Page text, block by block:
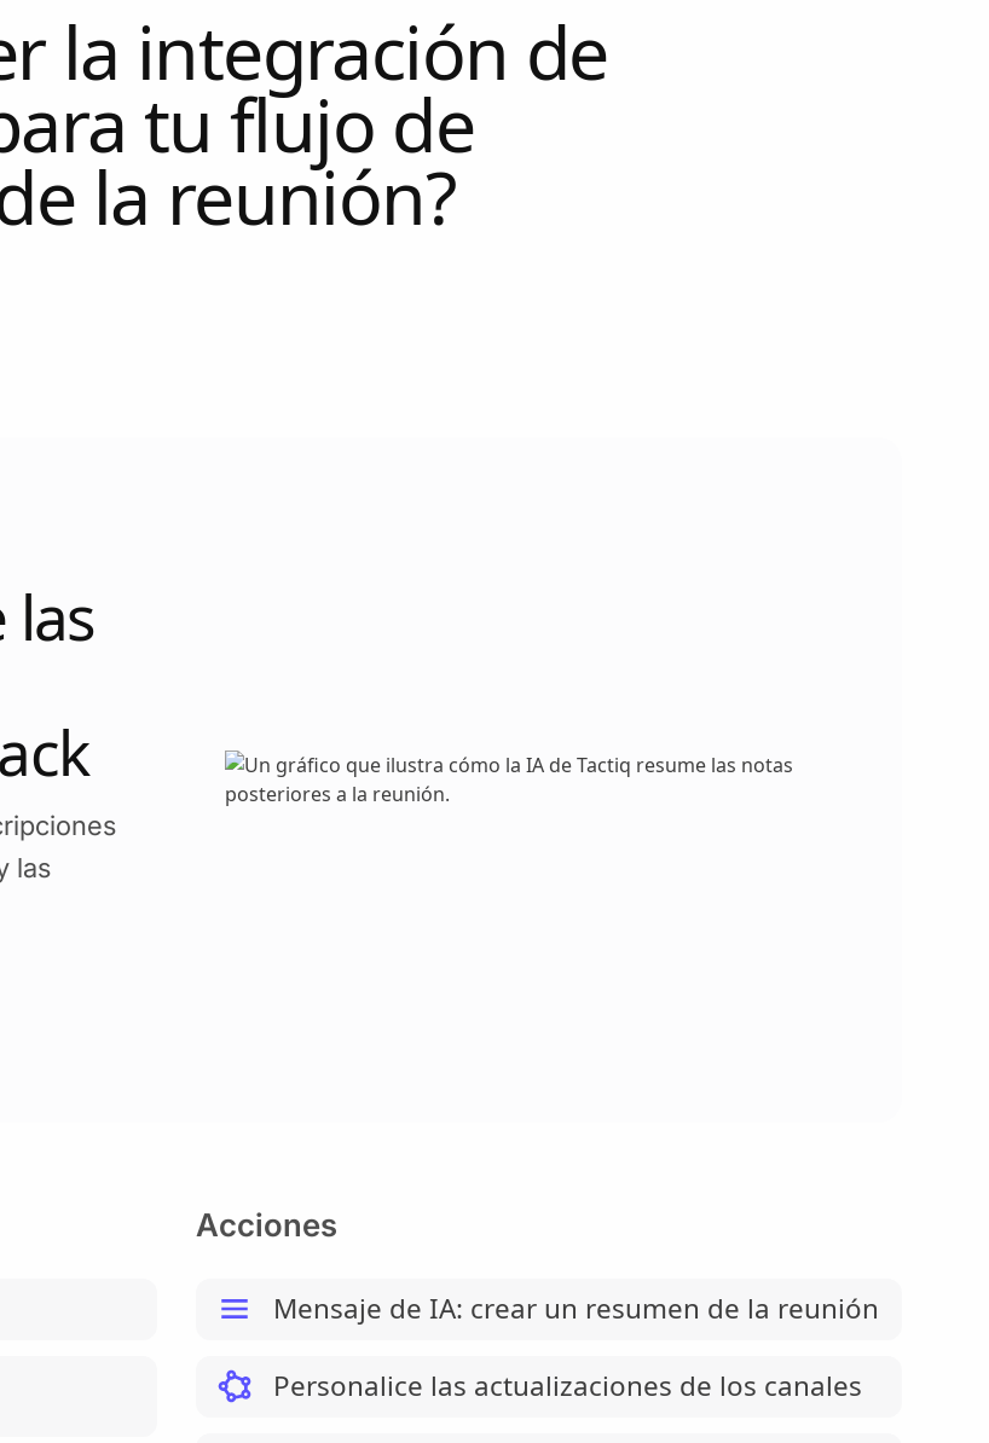
la integración de
tu flujo de
la reunión?
las
las
Acciones
Mensaje de IA: crear un resumen de la reunión
Personalice las actualizaciones de los canales